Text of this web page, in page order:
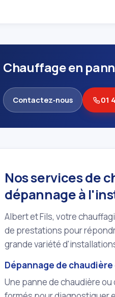
Chauffage en
Contactez‑nous 01
Nos services de
dépannage à
Albert et Fils, votre
de prestations pour
grande variété
Dépannage de
Une panne de chaudière